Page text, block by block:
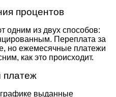
процентов
одним из двух способов:
Переплата за
но ежемесячные платежи
как это происходит.
выданные